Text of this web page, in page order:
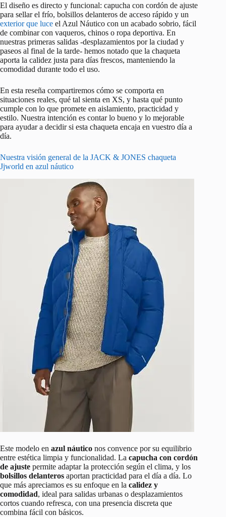
El diseño es directo y funcional: capucha con cordón de ajuste
para sellar el frío, bolsillos delanteros de acceso rápido y un
exterior que luce el Azul Náutico con un acabado sobrio, fácil
de combinar con vaqueros, chinos o ropa deportiva. En
nuestras primeras salidas -desplazamientos por la ciudad y
paseos al final de la tarde- hemos notado que la chaqueta
aporta la calidez justa para días frescos, manteniendo la
comodidad durante todo el uso.
En esta reseña compartiremos cómo se comporta en
situaciones reales, qué tal sienta en XS, y hasta qué punto
cumple con lo que promete en aislamiento, practicidad y
estilo. Nuestra intención es contar lo bueno y lo mejorable
para ayudar a decidir si esta chaqueta encaja en vuestro día a
día.
Nuestra visión general de la JACK & JONES chaqueta
Jjworld en azul náutico
Este modelo en azul náutico nos convence por su equilibrio
entre estética limpia y funcionalidad. La capucha con cordón
de ajuste permite adaptar la protección según el clima, y los
bolsillos delanteros aportan practicidad para el día a día. Lo
que más apreciamos es su enfoque en la calidez y
comodidad, ideal para salidas urbanas o desplazamientos
cortos cuando refresca, con una presencia discreta que
combina fácil con básicos.